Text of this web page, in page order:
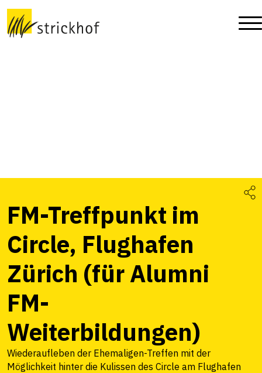
FM-Treffpunkt im
Circle, Flughafen
Zürich (für Alumni
FM-
Weiterbildungen)
Wiederaufleben der Ehemaligen-Treffen mit der
Möglichkeit hinter die Kulissen des Circle am Flughafen